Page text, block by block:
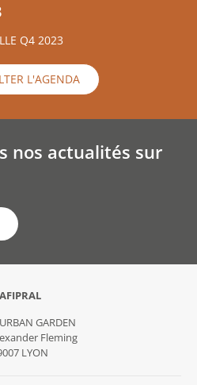
Q4 2023
L'AGENDA
nos actualités sur
AFIPRAL
GARDEN
Fleming
LYON